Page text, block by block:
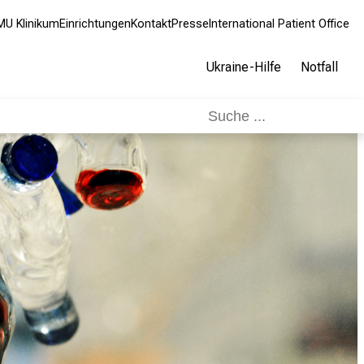
KlinikumEinrichtungenKontaktPresse International Patient Office
Ukraine-Hilfe Notfall